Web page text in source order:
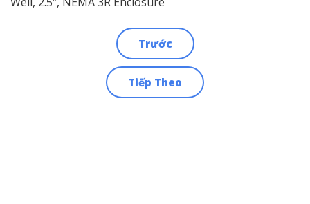
Trước
Tiếp Theo